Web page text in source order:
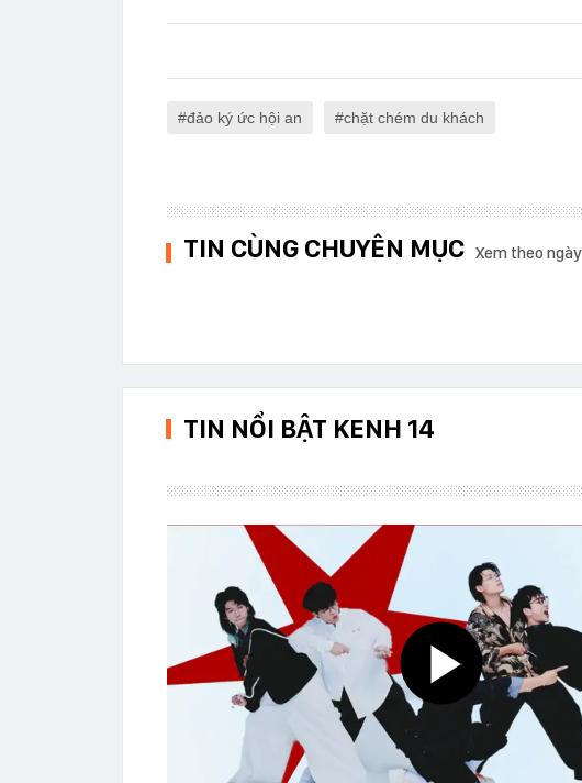
đảo ký ức hội an chặt chém du khách
TIN CÙNG CHUYÊN MỤC Xem theo ngày
TIN NỔI BẬT KENH 14